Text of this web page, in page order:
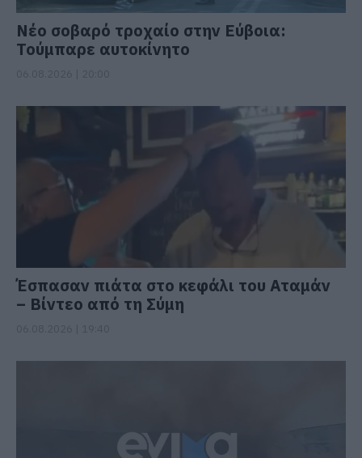
Νέο σοβαρό τροχαίο στην Εύβοια:
Τούμπαρε αυτοκίνητο
Έσπασαν πιάτα στο κεφάλι του Αταμάν
– Βίντεο από τη Σύμη